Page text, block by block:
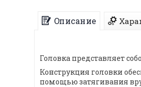
Описание
Головка представляет
Конструкция головки
помощью затягивания